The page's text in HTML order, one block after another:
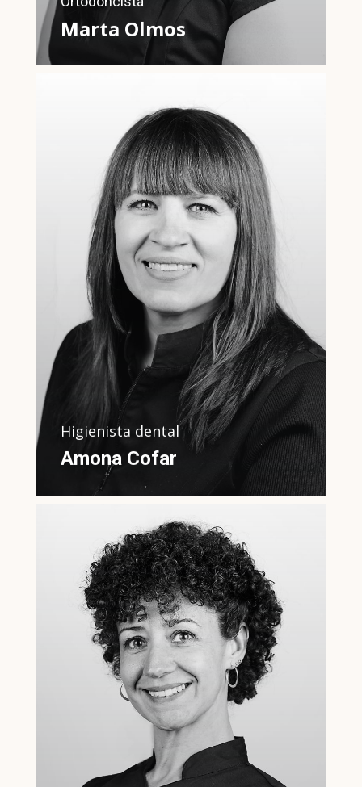
Marta Olmos
Higienista dental
Amona Cofar
Higienista Dental titulada y
colegiada nº 281067
Coordinadora de la clínica.
Formación sobre gestión y
coordinación de Clínica Dental en
Dental Doctors Institute